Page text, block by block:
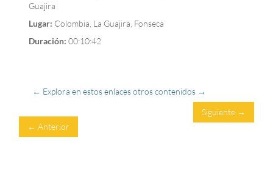
Guajira
Lugar: Colombia, La Guajira, Fonseca
Duración: 00:10:42
← Anterior
← Explora en estos enlaces otros contenidos →
Siguiente →